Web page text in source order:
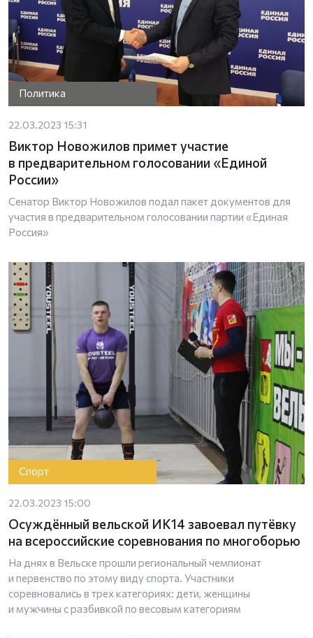
Политика
22.03.2023 15:31
Виктор Новожилов примет участие
в предварительном голосовании «Единой
России»
Сенатор Виктор Новожилов подал пакет документов для
участия в предварительном голосовании партии «Единая
Россия»
Спорт
22.03.2023 15:00
Осуждённый вельской ИК14 завоевал путёвку
на всероссийские соревнования по многоборью
На днях в Вельске прошли региональный чемпионат
и первенство по этому виду спорта. Участники
соревновались в трех категориях: дети, женщины
и мужчины с разбивкой по весовым категориям